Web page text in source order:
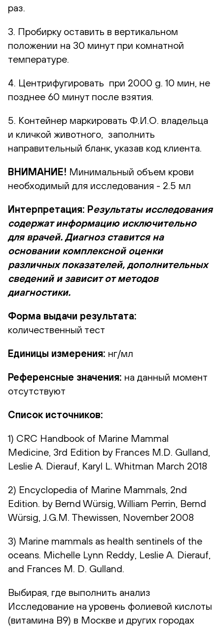
раз.
3. Пробирку оставить в вертикальном
положении на 30 минут при комнатной
температуре.
4. Центрифугировать при 2000 g. 10 мин, не
позднее 60 минут после взятия.
5. Контейнер маркировать Ф.И.О. владельца
и кличкой животного, заполнить
направительный бланк, указав код клиента.
ВНИМАНИЕ! Минимальный объем крови
необходимый для исследования - 2.5 мл
Интерпретация: Результаты исследования
содержат информацию исключительно
для врачей. Диагноз ставится на
основании комплексной оценки
различных показателей, дополнительных
сведений и зависит от методов
диагностики.
Форма выдачи результата:
количественный тест
Единицы измерения: нг/мл
Референсные значения: на данный момент
отсутствуют
Список источников:
1) CRC Handbook of Marine Mammal
Medicine, 3rd Edition by Frances M.D. Gulland,
Leslie A. Dierauf, Karyl L. Whitman March 2018
2) Encyclopedia of Marine Mammals, 2nd
Edition. by Bernd Würsig, William Perrin, Bernd
Würsig, J.G.M. Thewissen, November 2008
3) Marine mammals as health sentinels of the
oceans. Michelle Lynn Reddy, Leslie A. Dierauf,
and Frances M. D. Gulland.
Выбирая, где выполнить анализ
Исследование на уровень фолиевой кислоты
(витамина В9) в Москве и других городах